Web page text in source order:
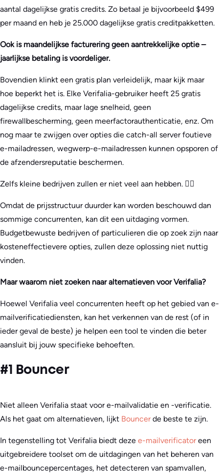
aantal dagelijkse gratis credits. Zo betaal je bijvoorbeeld $499
per maand en heb je 25.000 dagelijkse gratis creditpakketten.
Ook is maandelijkse facturering geen aantrekkelijke optie –
jaarlijkse betaling is voordeliger.
Bovendien klinkt een gratis plan verleidelijk, maar kijk maar
hoe beperkt het is. Elke Verifalia-gebruiker heeft 25 gratis
dagelijkse credits, maar lage snelheid, geen
firewallbescherming, geen meerfactorauthenticatie, enz. Om
nog maar te zwijgen over opties die catch-all server foutieve
e-mailadressen, wegwerp-e-mailadressen kunnen opsporen of
de afzendersreputatie beschermen.
Zelfs kleine bedrijven zullen er niet veel aan hebben. 🤷‍♂️
Omdat de prijsstructuur duurder kan worden beschouwd dan
sommige concurrenten, kan dit een uitdaging vormen.
Budgetbewuste bedrijven of particulieren die op zoek zijn naar
kosteneffectievere opties, zullen deze oplossing niet nuttig
vinden.
Maar waarom niet zoeken naar alternatieven voor Verifalia?
Hoewel Verifalia veel concurrenten heeft op het gebied van e-
mailverificatiediensten, kan het verkennen van de rest (of in
ieder geval de beste) je helpen een tool te vinden die beter
aansluit bij jouw specifieke behoeften.
#1 Bouncer
Niet alleen Verifalia staat voor e-mailvalidatie en -verificatie.
Als het gaat om alternatieven, lijkt Bouncerde beste te zijn.
In tegenstelling tot Verifalia biedt deze e-mailverificatoreen
uitgebreidere toolset om de uitdagingen van het beheren van
e-mailbouncepercentages, het detecteren van spamvallen,